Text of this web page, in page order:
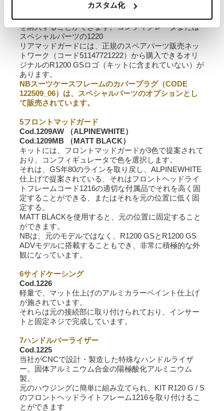
カスタム化
G / Sには装着できませんので、オリジナルのVarioプラ
スチックスーツケースを購入することでCODサポート
を購入することができます。コンフィグレータまたは
スペシャルパーツの1220
リアマッドガードには、正規のスペアパーツ販売ネッ
トワーク（コード51147721222）から購入できるオリ
ジナルのR1200 GSロゴ（キットに含まれていない）が
あります。
NBスーツケースフレームのカバープラグ（CODE
122509_06）は、スペシャルパーツのオプションとし
て販売されています。
5フロントマッドガード
Cod.1209AW
（ALPINEWHITE）
Cod.1209MB
（MATT BLACK）
キットには、フロントマッドガードが3色で提案されて
おり、コンフィギュレータで色を選択します。
それは、GS年80のラインを取り戻し、ALPINEWHITE
仕上げで提案されている、それはフロントヘッドライ
トフレームコード1216の適切な付属品でそれを高く固
定することができる、またはそれを元の位置に低く固
定する。
MATT BLACKを使用すると、元の位置に固定すること
ができます。
NBは、元のモデルではなく、R1200 GSとR1200 GS
ADVモデルに搭載することもでき、非常に積極的な外
観になっています。
6サイドケーシング
Cod.1226
軽量で、マット仕上げのアルミカラーペイント仕上げ
が施されています。
それらは元の接続部に取り付けられており、インサー
トと固定ネジで完成しています。
7ハンドルバーライザー
Cod.1225
当社がCNCで設計・製造した特殊なハンドルライザ
ー。固体アルミニウム合金の陽極酸化アルミニウム
製。
元のハウジングに簡単に組み立てられ、KIT R120 G / S
のフロントヘッドライトフレーム1216を取り付けるこ
とができます